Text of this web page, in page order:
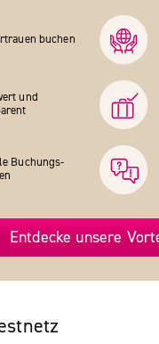
buchen
und
Buchungs­
Entdecke unsere